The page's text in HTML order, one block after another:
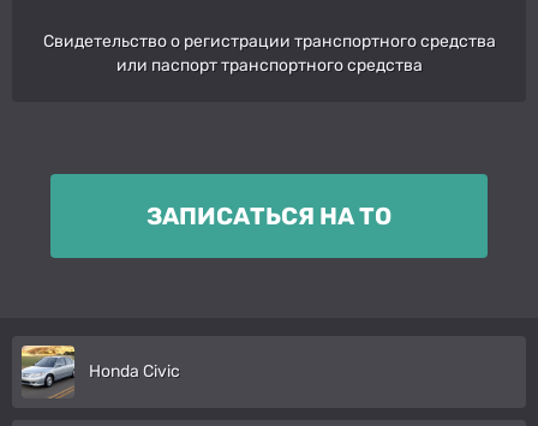
Свидетельство о регистрации транспортного средства
или паспорт транспортного средства
ЗАПИСАТЬСЯ НА ТО
Honda Civic